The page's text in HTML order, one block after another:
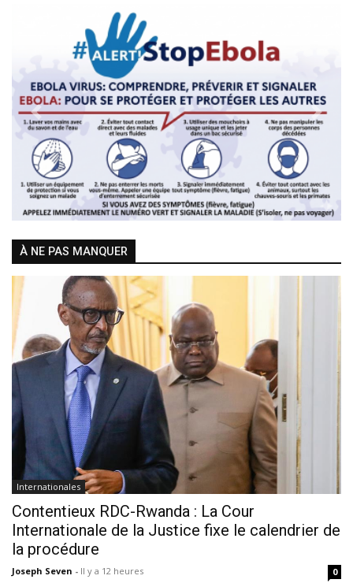
Previous Next
À NE PAS MANQUER
Internationales
Contentieux RDC-Rwanda : La Cour
Internationale de la Justice fixe le calendrier de
la procédure
Joseph Seven - Il y a 12 heures 0